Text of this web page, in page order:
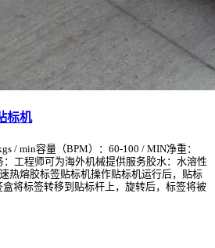
标机
/ min容量（BPM）：60-100 / MIN净重：
：工程师可为海外机械提供服务胶水：水溶性
热熔胶标签贴标机操作贴标机运行后，贴标
将标签转移到贴标杆上，旋转后，标签将被